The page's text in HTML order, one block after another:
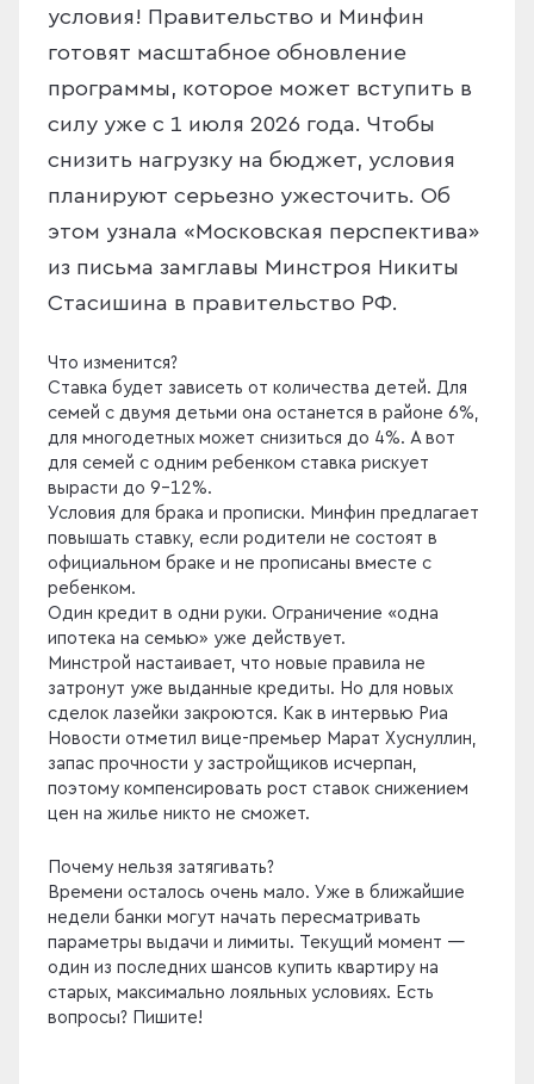
условия! Правительство и Минфин
готовят масштабное обновление
программы, которое может вступить в
силу уже с 1 июля 2026 года. Чтобы
снизить нагрузку на бюджет, условия
планируют серьезно ужесточить. Об
этом узнала «Московская перспектива»
из письма замглавы Минстроя Никиты
Стасишина в правительство РФ.
Что изменится?
Ставка будет зависеть от количества детей. Для
семей с двумя детьми она останется в районе 6%,
для многодетных может снизиться до 4%. А вот
для семей с одним ребенком ставка рискует
вырасти до 9–12%.
Условия для брака и прописки. Минфин предлагает
повышать ставку, если родители не состоят в
официальном браке и не прописаны вместе с
ребенком.
Один кредит в одни руки. Ограничение «одна
ипотека на семью» уже действует.
Минстрой настаивает, что новые правила не
затронут уже выданные кредиты. Но для новых
сделок лазейки закроются. Как в интервью Риа
Новости отметил вице-премьер Марат Хуснуллин,
запас прочности у застройщиков исчерпан,
поэтому компенсировать рост ставок снижением
цен на жилье никто не сможет.
Почему нельзя затягивать?
Времени осталось очень мало. Уже в ближайшие
недели банки могут начать пересматривать
параметры выдачи и лимиты. Текущий момент —
один из последних шансов купить квартиру на
старых, максимально лояльных условиях. Есть
вопросы? Пишите!